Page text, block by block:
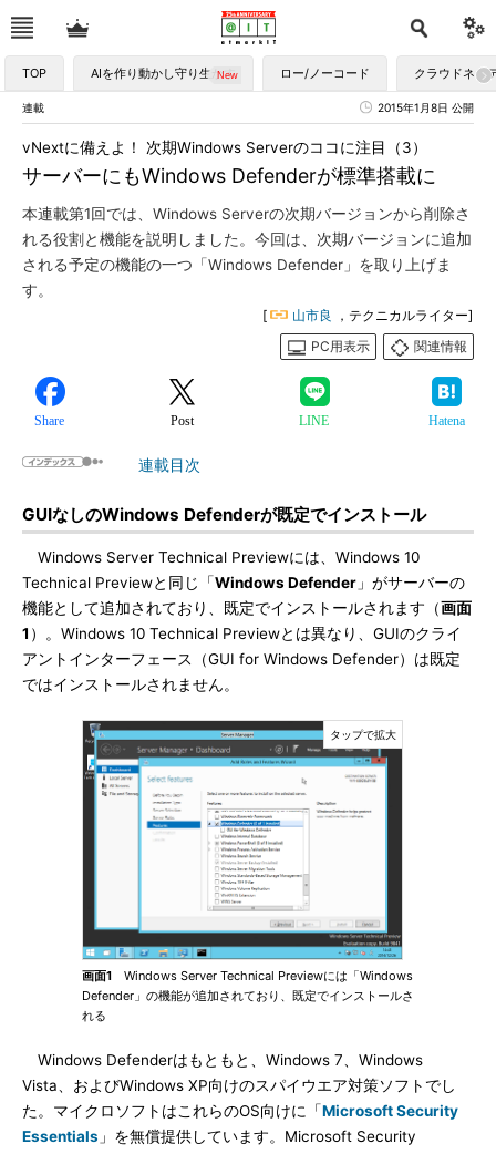
TOP AIを作り動かし守り生かす ロー/ノーコード クラウドネイ
連載 2015年1月8日 公開
サーバーにもWindows Defenderが標準搭載に
vNextに備えよ！ 次期Windows Serverのココに注目（3）
本連載第1回では、Windows Serverの次期バージョンから削除さ
れる役割と機能を説明しました。今回は、次期バージョンに追加
される予定の機能の一つ「Windows Defender」を取り上げま
す。
[ 山市良
，テクニカルライター]
PC用表示
関連情報
Share Post LINE Hatena
連載目次
GUIなしのWindows Defenderが既定でインストール
Windows Server Technical Previewには、Windows 10
Technical Previewと同じ「Windows Defender 」がサーバーの
機能として追加されており、既定でインストールされます（画面
1 ）。Windows 10 Technical Previewとは異なり、GUIのクライ
アントインターフェース（GUI for Windows Defender）は既定
ではインストールされません。
画面1 Windows Server Technical Previewには「Windows
Defender」の機能が追加されており、既定でインストールさ
れる
Windows Defenderはもともと、Windows 7、Windows
Vista、およびWindows XP向けのスパイウエア対策ソフトでし
た。マイクロソフトはこれらのOS向けに「Microsoft Security
Essentials 」を無償提供しています。Microsoft Security